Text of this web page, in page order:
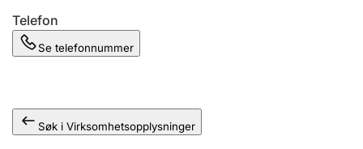
Andre tema
Telefon
Se telefonnummer
Søk i Virksomhetsopplysninger